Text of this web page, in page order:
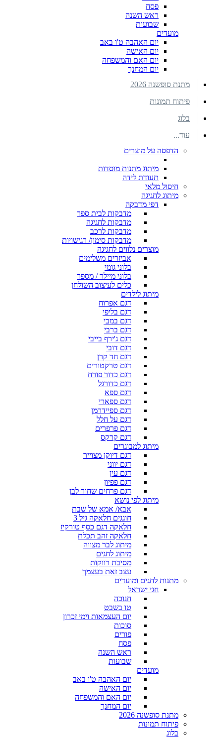
פסח
ראש השנה
שבועות
מועדים
יום האהבה ט'ו באב
יום האישה
יום האם והמשפחה
יום המחנך
מתנת סופשנה 2026
פיתוח תמונות
בלוג
עוד...
הדפסה על מוצרים
מיתוג מתנות מוסדות
תעודת לידה
חיסול מלאי
מיתוג לחגיגה
דפי מדבקה
מדבקות לבית ספר
מדבקות לחגיגה
מדבקות לרכב
מדבקות סימון/ רגישויות
מוצרים נלווים לחגיגה
אביזרים משלימים
בלוני גומי
בלוני מיילר / מספר
כלים לעיצוב השולחן
מיתוג לילדים
דגם אפרוח
דגם בליפי
דגם במבי
דגם ברבי
דגם ג'ירף בייבי
דגם דובי
דגם חד קרן
דגם טרקטורים
דגם כדור פורח
דגם כדורגל
דגם ספא
דגם ספארי
דגם ספיידרמן
דגם על חלל
דגם פרפרים
דגם קרקס
מיתוג למבוגרים
דגם דיוקן מצוייר
דגם יווני
דגם עין
דגם פפיון
דגם פרחים שחור לבן
מיתוג לפי נושא
אבא/ אמא של שבת
חוגגים חלאקה גיל 3
חלאקה דגם כסף טורקיז
חלאקה זהב תכלת
מיתוג לבר מצווה
מיתוג לחגים
מסיבת רווקות
עצב זאת בעצמך
מתנות לחגים ומועדים
חגי ישראל
חנוכה
טו בשבט
יום העצמאות וימי זכרון
סוכות
פורים
פסח
ראש השנה
שבועות
מועדים
יום האהבה ט'ו באב
יום האישה
יום האם והמשפחה
יום המחנך
מתנת סופשנה 2026
פיתוח תמונות
בלוג